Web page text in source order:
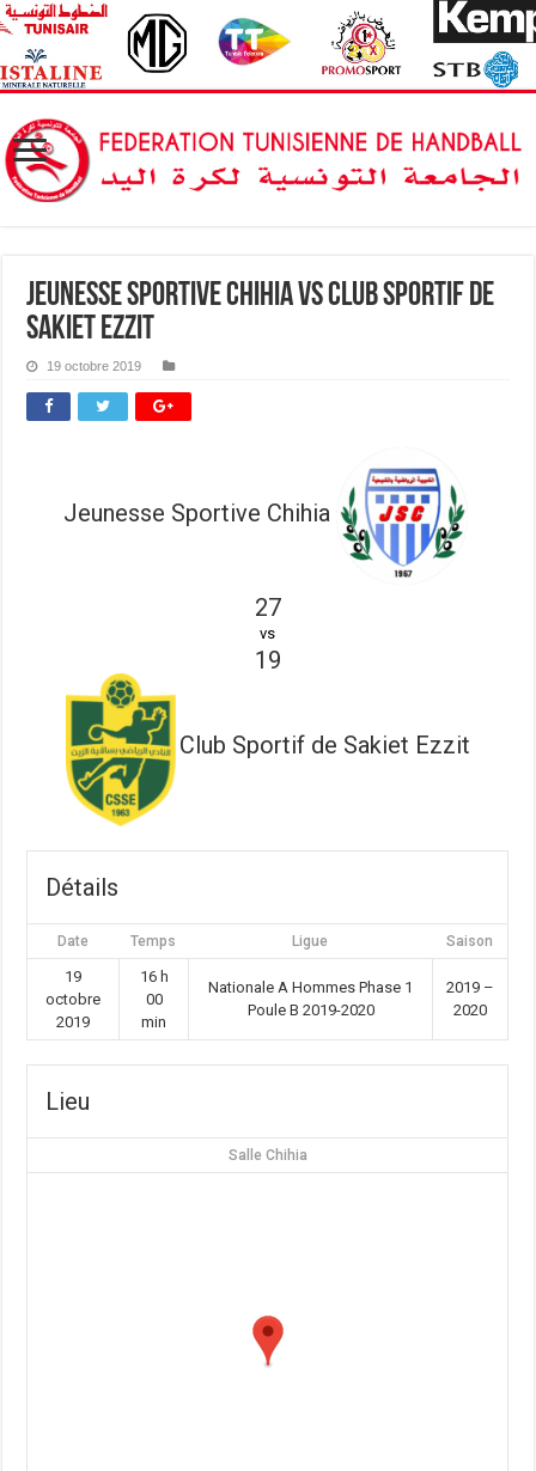
Jeunesse Sportive Chihia vs Club Sportif de
Sakiet Ezzit
19 octobre 2019
Jeunesse Sportive Chihia
27
vs
19
Club Sportif de Sakiet Ezzit
Détails
Date Temps Ligue Saison
19
octobre
2019
16 h
00
min
Nationale A Hommes Phase 1
Poule B 2019-2020
2019 –
2020
Lieu
Salle Chihia